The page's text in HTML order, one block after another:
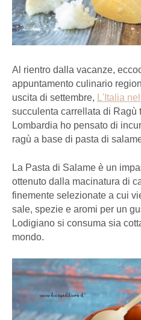
Al rientro dalla vacanze,
appuntamento culinario
uscita di settembre,
L'Italia
succulenta carrellata di Ragù
Lombardia ho pensato di
ragù a base di pasta di
La Pasta di Salame è un
ottenuto dalla macinatura di
finemente selezionate a cui
sale, spezie e aromi per un
Lodigiano si consuma sia
mondo.